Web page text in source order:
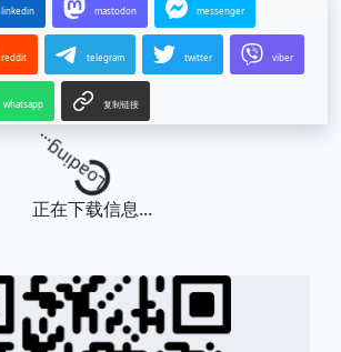
linkedin mastodon messenger
reddit telegram twitter viber
whatsapp 复制链接
Loading...
正在下载信息...